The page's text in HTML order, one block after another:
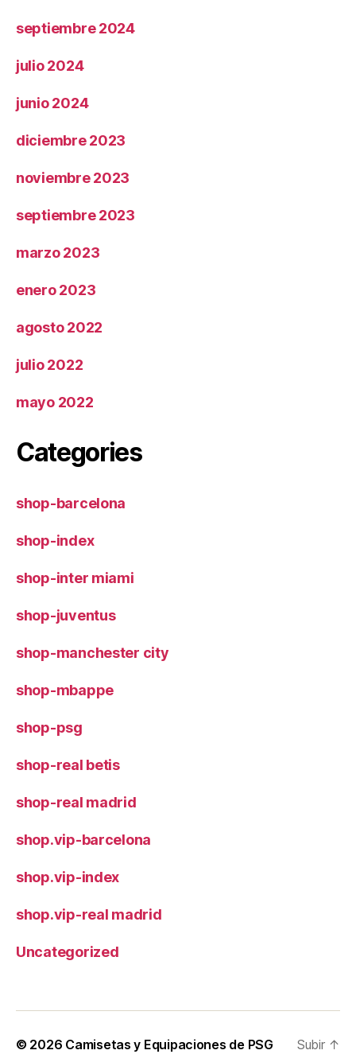
septiembre 2024
julio 2024
junio 2024
diciembre 2023
noviembre 2023
septiembre 2023
marzo 2023
enero 2023
agosto 2022
julio 2022
mayo 2022
Categories
shop-barcelona
shop-index
shop-inter miami
shop-juventus
shop-manchester city
shop-mbappe
shop-psg
shop-real betis
shop-real madrid
shop.vip-barcelona
shop.vip-index
shop.vip-real madrid
Uncategorized
© 2026 Camisetas y Equipaciones de PSG Subir ↑